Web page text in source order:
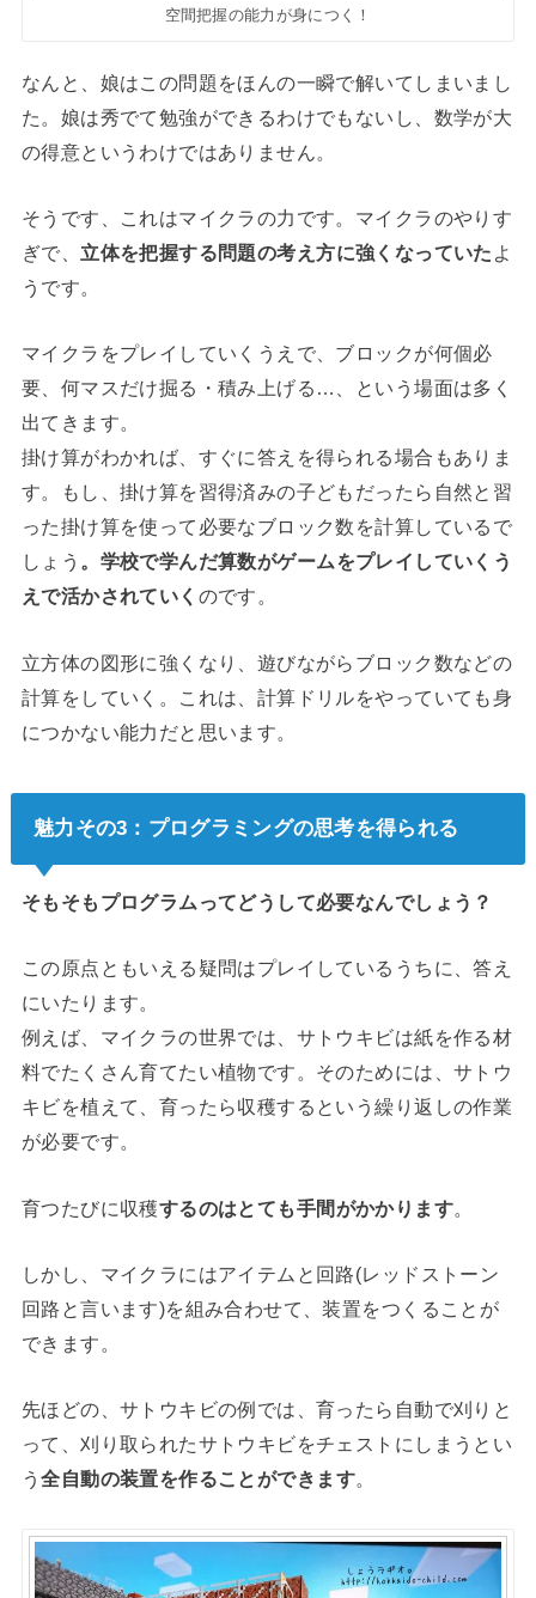
空間把握の能力が身につく！
なんと、娘はこの問題をほんの一瞬で解いてしまいまし
た。娘は秀でて勉強ができるわけでもないし、数学が大
の得意というわけではありません。
そうです、これはマイクラの力です。マイクラのやりす
ぎで、 立体を把握する問題の考え方に強くなっていた よ
うです。
マイクラをプレイしていくうえで、ブロックが何個必
要、何マスだけ掘る・積み上げる…、という場面は多く
出てきます。
掛け算がわかれば、すぐに答えを得られる場合もありま
す。もし、掛け算を習得済みの子どもだったら自然と習
った掛け算を使って必要なブロック数を計算しているで
しょう 。学校で学んだ算数がゲームをプレイしていくう
えで活かされていく のです。
立方体の図形に強くなり、遊びながらブロック数などの
計算をしていく。これは、計算ドリルをやっていても身
につかない能力だと思います。
魅力その3：プログラミングの思考を得られる
そもそもプログラムってどうして必要なんでしょう？
この原点ともいえる疑問はプレイしているうちに、答え
にいたります。
例えば、マイクラの世界では、サトウキビは紙を作る材
料でたくさん育てたい植物です。そのためには、サトウ
キビを植えて、育ったら収穫するという繰り返しの作業
が必要です。
育つたびに収穫するのはとても手間がかかります。
しかし、マイクラにはアイテムと回路(レッドストーン
回路と言います)を組み合わせて、装置をつくることが
できます。
先ほどの、サトウキビの例では、育ったら自動で刈りと
って、刈り取られたサトウキビをチェストにしまうとい
う全自動の装置を作ることができます。